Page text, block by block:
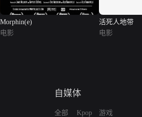
Morphin(e)
电影
活死人地带
电影
自媒体
全部
Kpop
游戏